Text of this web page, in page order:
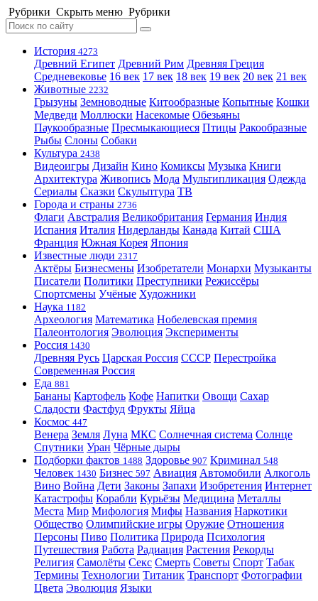
Рубрики Скрыть меню Рубрики
История 4273
Древний Египет Древний Рим Древняя Греция
Средневековье 16 век 17 век 18 век 19 век 20 век 21 век
Животные 2232
Грызуны Земноводные Китообразные Копытные Кошки
Медведи Моллюски Насекомые Обезьяны
Паукообразные Пресмыкающиеся Птицы Ракообразные
Рыбы Слоны Собаки
Культура 2438
Видеоигры Дизайн Кино Комиксы Музыка Книги
Архитектура Живопись Мода Мультипликация Одежда
Сериалы Сказки Скульптура ТВ
Города и страны 2736
Флаги Австралия Великобритания Германия Индия
Испания Италия Нидерланды Канада Китай США
Франция Южная Корея Япония
Известные люди 2317
Актёры Бизнесмены Изобретатели Монархи Музыканты
Писатели Политики Преступники Режиссёры
Спортсмены Учёные Художники
Наука 1182
Археология Математика Нобелевская премия
Палеонтология Эволюция Эксперименты
Россия 1430
Древняя Русь Царская Россия СССР Перестройка
Современная Россия
Еда 881
Бананы Картофель Кофе Напитки Овощи Сахар
Сладости Фастфуд Фрукты Яйца
Космос 447
Венера Земля Луна МКС Солнечная система Солнце
Спутники Уран Чёрные дыры
Подборки фактов 1488 Здоровье 907 Криминал 548
Человек 1430 Бизнес 597 Авиация Автомобили Алкоголь
Вино Война Дети Законы Запахи Изобретения Интернет
Катастрофы Корабли Курьёзы Медицина Металлы
Места Мир Мифология Мифы Названия Наркотики
Общество Олимпийские игры Оружие Отношения
Персоны Пиво Политика Природа Психология
Путешествия Работа Радиация Растения Рекорды
Религия Самолёты Секс Смерть Советы Спорт Табак
Термины Технологии Титаник Транспорт Фотографии
Цвета Эволюция Языки